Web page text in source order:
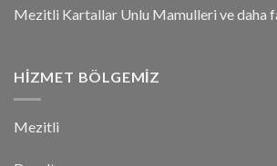
Mezitli Kartallar Unlu Mamulleri ve daha
HIZMET BÖLGEMIZ
Mezitli